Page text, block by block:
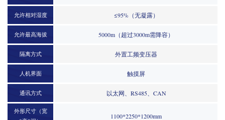
允许相对湿度 ≤95%（无凝露）
允许最高海拔 5000m（超过3000m需降容）
隔离方式 外置工频变压器
人机界面 触摸屏
通讯方式 以太网、RS485、CAN
外形尺寸（宽
1100*2250*1200mm